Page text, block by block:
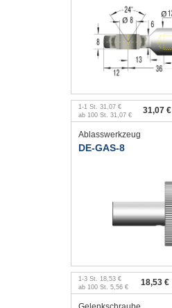
1 -1 St. 31,07 €
ab 100 St. 31,07 € 31,07 €
Ablasswerkzeug
DE-GAS-8
1 -3 St. 18,53 €
ab 100 St. 5,56 € 18,53 €